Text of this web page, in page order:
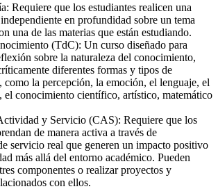
Requiere que los estudiantes realicen una
en profundidad sobre un tema
una de las materias que están estudiando.
(TdC): Un curso diseñado para
sobre la naturaleza del conocimiento,
diferentes formas y tipos de
como la percepción, la emoción, el lenguaje, el
el conocimiento científico, artístico, matemático
y Servicio (CAS): Requiere que los
de manera activa a través de
servicio real que generen un impacto positivo
más allá del entorno académico. Pueden
componentes o realizar proyectos y
con ellos.